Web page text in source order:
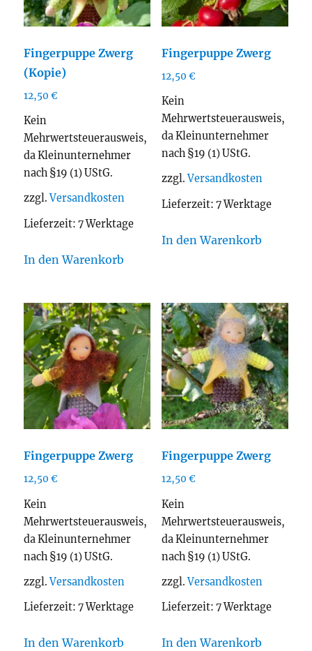
Fingerpuppe Zwerg
(Kopie)
12,50€
Kein
Mehrwertsteuerausweis,
da Kleinunternehmer
nach §19 (1) UStG.
zzgl.Versandkosten
Lieferzeit:7 Werktage
In den Warenkorb
Fingerpuppe Zwerg
12,50 €
Kein
Mehrwertsteuerausweis,
da Kleinunternehmer
nach §19 (1) UStG.
zzgl. Versandkosten
Lieferzeit: 7 Werktage
In den Warenkorb
Fingerpuppe Zwerg
12,50€
Kein
Mehrwertsteuerausweis,
da Kleinunternehmer
nach §19 (1) UStG.
zzgl.Versandkosten
Lieferzeit:7 Werktage
In den Warenkorb
Fingerpuppe Zwerg
12,50 €
Kein
Mehrwertsteuerausweis,
da Kleinunternehmer
nach §19 (1) UStG.
zzgl.Versandkosten
Lieferzeit: 7 Werktage
In den Warenkorb